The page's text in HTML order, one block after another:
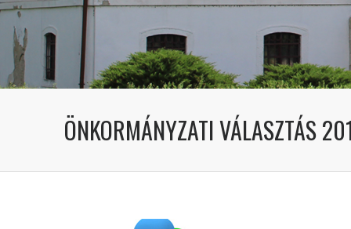
ÖNKORMÁNYZATI VÁLASZTÁS